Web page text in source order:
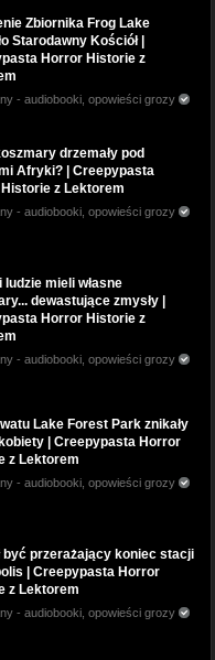
Zbiornika Frog Lake
Starodawny Kościół |
Horror Historie z
- audiobooki, opowieści grozy
drzemały pod
Afryki? | Creepypasta
z Lektorem
- audiobooki, opowieści grozy
ludzie mieli własne
dewastujące zmysły |
Horror Historie z
- audiobooki, opowieści grozy
Lake Forest Park znikały
| Creepypasta Horror
z Lektorem
- audiobooki, opowieści grozy
być przerażający koniec stacji
| Creepypasta Horror
z Lektorem
- audiobooki, opowieści grozy